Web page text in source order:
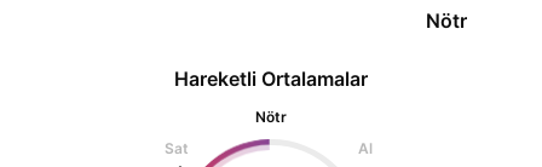
Nötr
Hareketli Ortalamalar
Nötr
Sat
Al